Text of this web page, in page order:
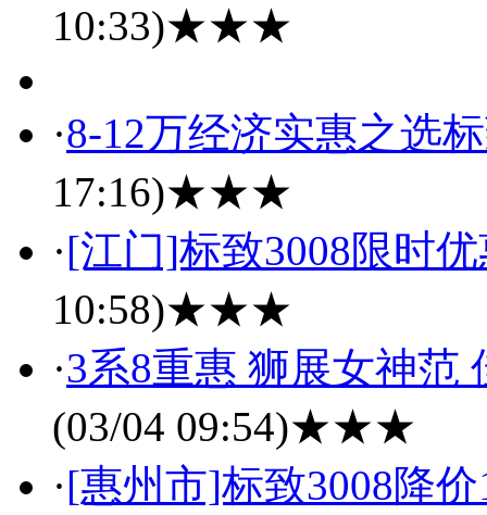
10:33)★★★
·8-12万经济实惠之选
17:16)★★★
·[江门]标致3008限时
10:58)★★★
·3系8重惠 狮展女神范
(03/04 09:54)★★★
·[惠州市]标致3008降